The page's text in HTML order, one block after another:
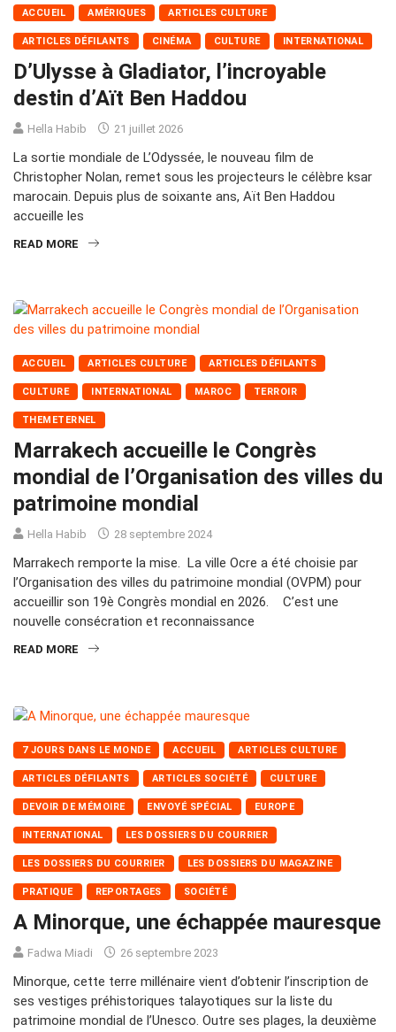
ACCUEIL AMÉRIQUES ARTICLES CULTURE
ARTICLES DÉFILANTS CINÉMA CULTURE INTERNATIONAL
D’Ulysse à Gladiator, l’incroyable
destin d’Aït Ben Haddou
Hella Habib 21 juillet 2026
La sortie mondiale de L’Odyssée, le nouveau film de
Christopher Nolan, remet sous les projecteurs le célèbre ksar
marocain. Depuis plus de soixante ans, Aït Ben Haddou
accueille les
READ MORE
ACCUEIL ARTICLES CULTURE ARTICLES DÉFILANTS
CULTURE INTERNATIONAL MAROC TERROIR
THEMETERNEL
Marrakech accueille le Congrès
mondial de l’Organisation des villes du
patrimoine mondial
Hella Habib 28 septembre 2024
Marrakech remporte la mise. La ville Ocre a été choisie par
l’Organisation des villes du patrimoine mondial (OVPM) pour
accueillir son 19è Congrès mondial en 2026. C’est une
nouvelle consécration et reconnaissance
READ MORE
7 JOURS DANS LE MONDE ACCUEIL ARTICLES CULTURE
ARTICLES DÉFILANTS ARTICLES SOCIÉTÉ CULTURE
DEVOIR DE MÉMOIRE ENVOYÉ SPÉCIAL EUROPE
INTERNATIONAL LES DOSSIERS DU COURRIER
LES DOSSIERS DU COURRIER LES DOSSIERS DU MAGAZINE
PRATIQUE REPORTAGES SOCIÉTÉ
A Minorque, une échappée mauresque
Fadwa Miadi 26 septembre 2023
Minorque, cette terre millénaire vient d’obtenir l’inscription de
ses vestiges préhistoriques talayotiques sur la liste du
patrimoine mondial de l’Unesco. Outre ses plages, la deuxième